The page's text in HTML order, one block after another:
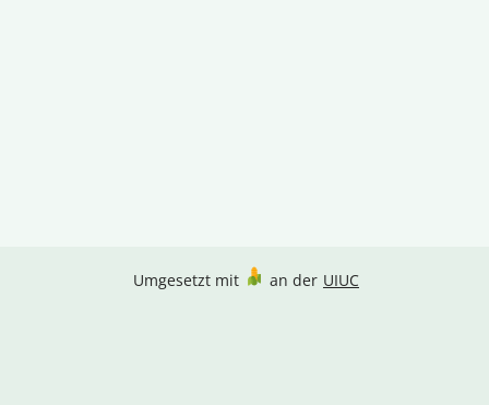
Umgesetzt mit an der UIUC